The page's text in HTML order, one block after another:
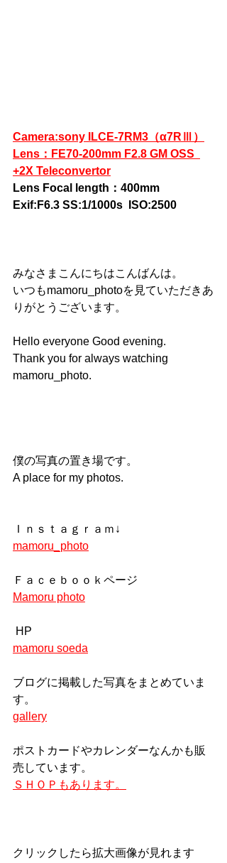
Camera:sony ILCE-7RM3（α7RⅢ）
Lens：FE70-200mm F2.8 GM OSS
+2X Teleconvertor
Lens Focal length：400mm
Exif:F6.3 SS:1/1000s  ISO:2500
みなさまこんにちはこんばんは。
いつもmamoru_photoを見ていただきあ
りがとうございます。
Hello everyone Good evening.
Thank you for always watching
mamoru_photo.
僕の写真の置き場です。
A place for my photos.
Ｉｎｓｔａｇｒａｍ↓
mamoru_photo
Ｆａｃｅｂｏｏｋページ
Mamoru photo
HP
mamoru soeda
ブログに掲載した写真をまとめていま
す。
gallery
ポストカードやカレンダーなんかも販
売しています。
ＳＨＯＰもあります。
クリックしたら拡大画像が見れます